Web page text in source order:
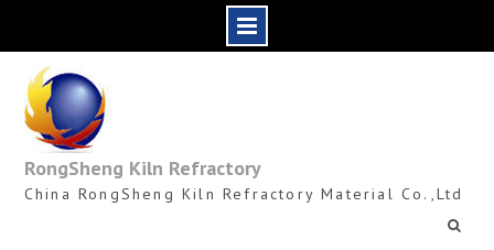
content
RongSheng Kiln Refractory
China RongSheng Kiln Refractory Material Co.,Ltd